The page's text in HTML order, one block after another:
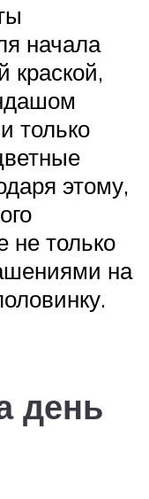
начала
краской,
только
этому,
не только
на
день